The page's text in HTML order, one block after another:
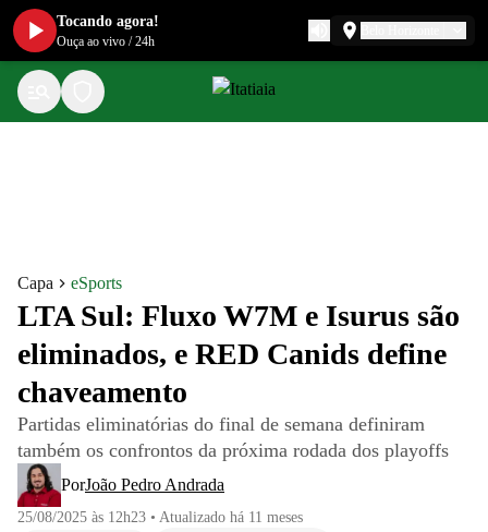
Capa eSports
LTA Sul: Fluxo W7M e Isurus são
eliminados, e RED Canids define
chaveamento
Partidas eliminatórias do final de semana definiram
também os confrontos da próxima rodada dos playoffs
PorJoão Pedro Andrada
25/08/2025 às 12h23 • Atualizado há 11 meses
Tocando agora!
Ouça ao vivo /24h